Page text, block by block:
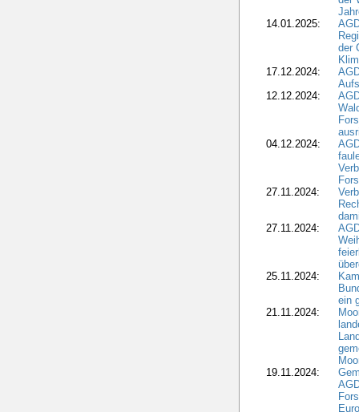
14.01.2025:
der
17.12.2024:
12.12.2024:
04.12.2024:
27.11.2024:
27.11.2024:
25.11.2024:
ein
21.11.2024:
19.11.2024: